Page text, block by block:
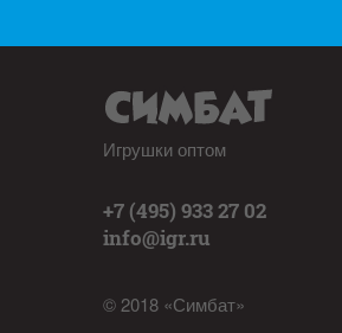
Игрушки оптом
+7 (495) 933 27 02
info@igr.ru
© 2018 «Симбат»